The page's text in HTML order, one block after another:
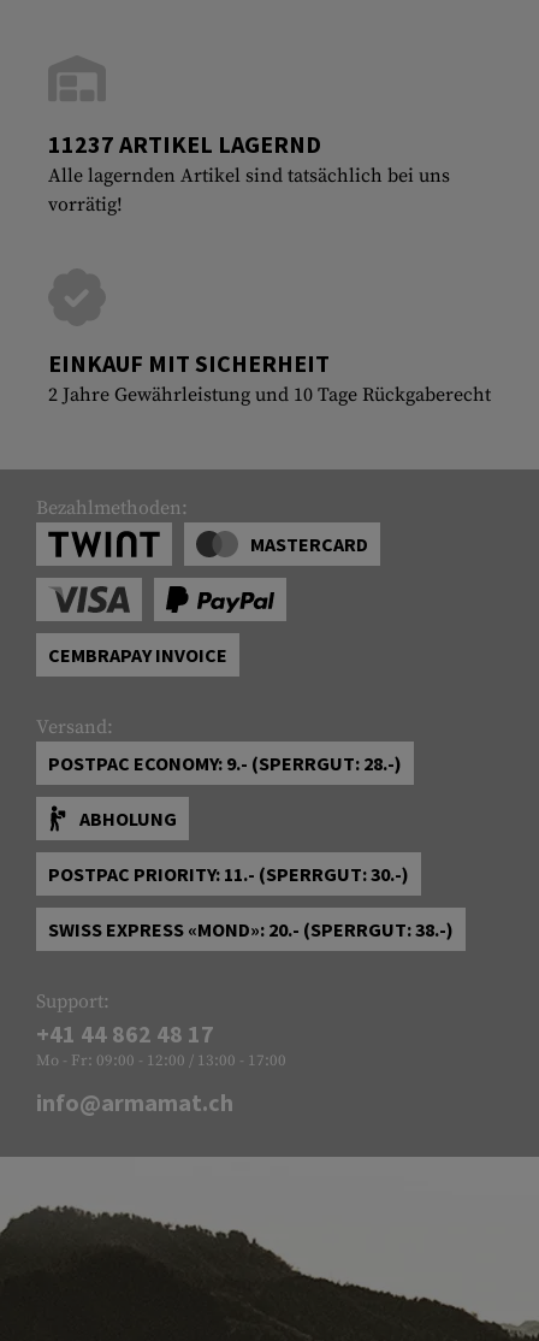
11237 ARTIKEL LAGERND
Alle lagernden Artikel sind tatsächlich bei uns
vorrätig!
EINKAUF MIT SICHERHEIT
2 Jahre Gewährleistung und 10 Tage Rückgaberecht
Bezahlmethoden:
MASTERCARD
CEMBRAPAY INVOICE
Versand:
POSTPAC ECONOMY: 9.- (SPERRGUT: 28.-)
ABHOLUNG
POSTPAC PRIORITY: 11.- (SPERRGUT: 30.-)
SWISS EXPRESS «MOND»: 20.- (SPERRGUT: 38.-)
Support:
+41 44 862 48 17
Mo - Fr: 09:00 - 12:00 / 13:00 - 17:00
info@armamat.ch